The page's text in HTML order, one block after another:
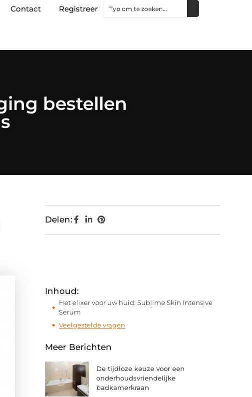
Contact Registreer
bestellen
Delen:
Inhoud:
Het elixer voor uw huid: Sublime Skin Intensive
Serum
Veelgestelde vragen
Meer Berichten
De tijdloze keuze voor een
onderhoudsvriendelijke
badkamerkraan